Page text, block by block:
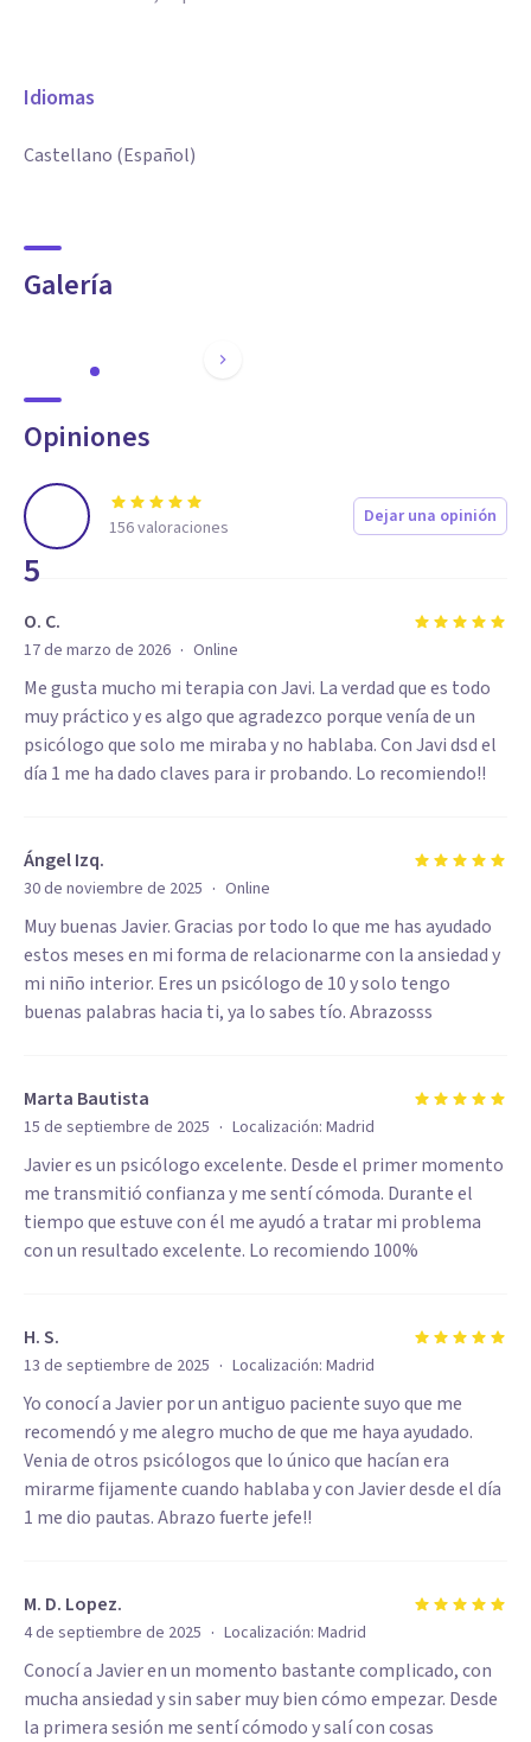
Idiomas
Castellano (Español)
Galería
Opiniones
5
156valoraciones Dejar una opinión
O. C.
17 de marzo de 2026 · Online
Me gusta mucho mi terapia con Javi. La verdad que es todo
muy práctico y es algo que agradezco porque venía de un
psicólogo que solo me miraba y no hablaba. Con Javi dsd el
día 1 me ha dado claves para ir probando. Lo recomiendo!!
Ángel Izq.
30 de noviembre de 2025 · Online
Muy buenas Javier. Gracias por todo lo que me has ayudado
estos meses en mi forma de relacionarme con la ansiedad y
mi niño interior. Eres un psicólogo de 10 y solo tengo
buenas palabras hacia ti, ya lo sabes tío. Abrazosss
Marta Bautista
15 de septiembre de 2025 · Localización: Madrid
Javier es un psicólogo excelente. Desde el primer momento
me transmitió confianza y me sentí cómoda. Durante el
tiempo que estuve con él me ayudó a tratar mi problema
con un resultado excelente. Lo recomiendo 100%
H. S.
13 de septiembre de 2025 · Localización: Madrid
Yo conocí a Javier por un antiguo paciente suyo que me
recomendó y me alegro mucho de que me haya ayudado.
Venia de otros psicólogos que lo único que hacían era
mirarme fijamente cuando hablaba y con Javier desde el día
1 me dio pautas. Abrazo fuerte jefe!!
M. D. Lopez.
4 de septiembre de 2025 · Localización: Madrid
Conocí a Javier en un momento bastante complicado, con
mucha ansiedad y sin saber muy bien cómo empezar. Desde
la primera sesión me sentí cómodo y salí con cosas